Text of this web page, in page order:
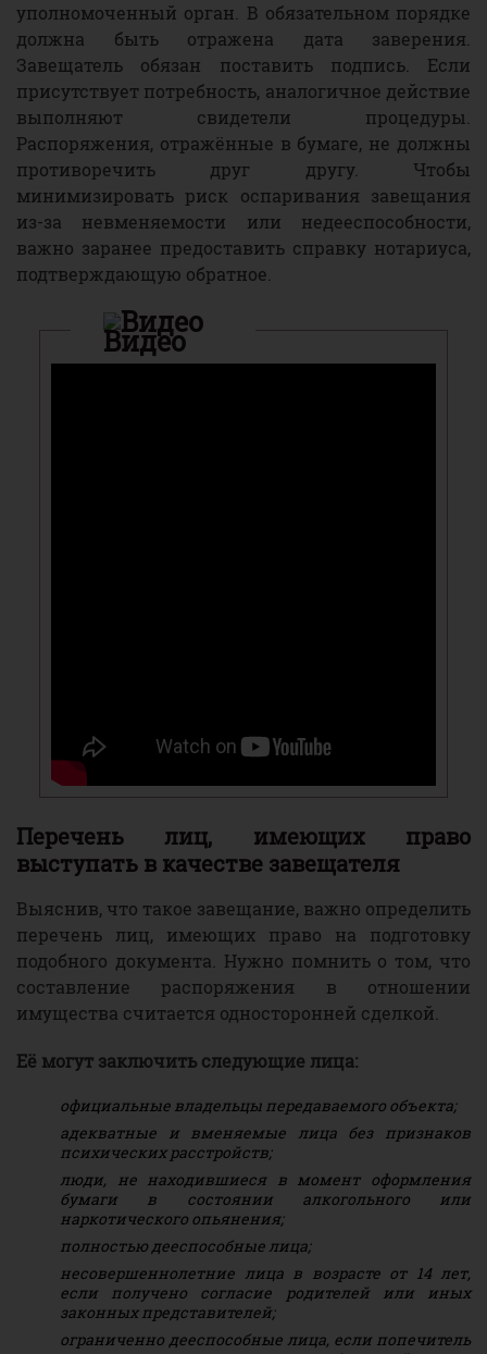
уполномоченный орган. В обязательном порядке
должна быть отражена дата заверения.
Завещатель обязан поставить подпись. Если
присутствует потребность, аналогичное действие
выполняют свидетели процедуры.
Распоряжения, отражённые в бумаге, не должны
противоречить друг другу. Чтобы
минимизировать риск оспаривания завещания
из-за невменяемости или недееспособности,
важно заранее предоставить справку нотариуса,
подтверждающую обратное.
Видео
Перечень лиц, имеющих право
выступать в качестве завещателя
Выяснив, что такое завещание, важно определить
перечень лиц, имеющих право на подготовку
подобного документа. Нужно помнить о том, что
составление распоряжения в отношении
имущества считается односторонней сделкой.
Её могут заключить следующие лица:
официальные владельцы передаваемого объекта;
адекватные и вменяемые лица без признаков
психических расстройств;
люди, не находившиеся в момент оформления
бумаги в состоянии алкогольного или
наркотического опьянения;
полностью дееспособные лица;
несовершеннолетние лица в возрасте от 14 лет,
если получено согласие родителей или иных
законных представителей;
ограниченно дееспособные лица, если попечитель